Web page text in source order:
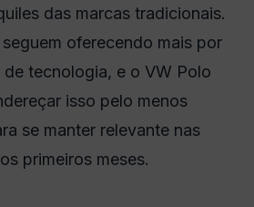
das marcas tradicionais.
oferecendo mais por
de tecnologia, e o VW Polo
isso pelo menos
se manter relevante nas
primeiros meses.